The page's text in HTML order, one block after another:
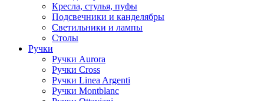
Кресла, стулья, пуфы
Подсвечники и канделябры
Светильники и лампы
Столы
Ручки
Ручки Aurora
Ручки Cross
Ручки Linea Argenti
Ручки Montblanc